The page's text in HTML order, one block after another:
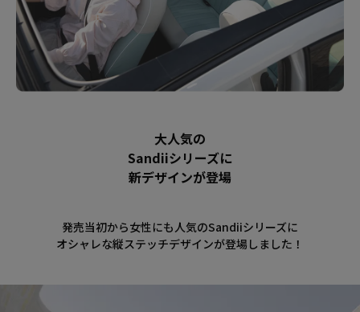
大人気の
Sandiiシリーズに
新デザインが登場
発売当初から女性にも人気のSandiiシリーズに
オシャレな縦ステッチデザインが登場しました！